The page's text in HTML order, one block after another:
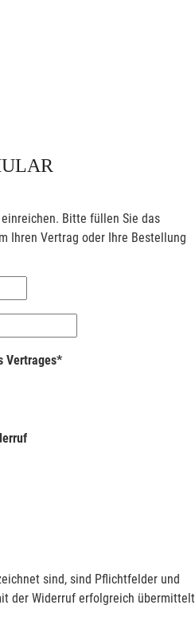
Bitte füllen Sie das
Ihren Vertrag oder Ihre Bestellung
Vertrages*
sind, sind Pflichtfelder und
der Widerruf erfolgreich übermittelt